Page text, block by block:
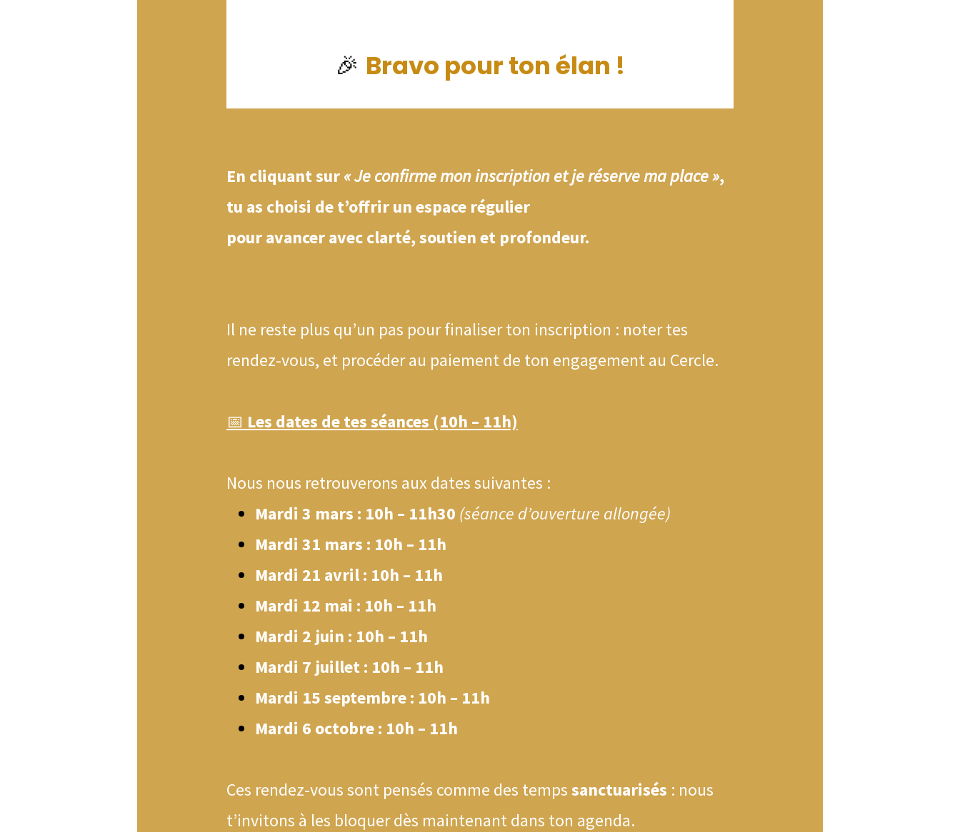
🎉 Bravo pour ton élan !
En cliquant sur« Je confirme mon inscription et je réserve ma place »,
tu as choisi de t’offrir un espace régulier
pour avancer avec clarté, soutien et profondeur.
Il ne reste plus qu’un pas pour finaliser ton inscription : noter tes
rendez-vous, et procéder au paiement de ton engagement au Cercle.
📅 Les dates de tes séances (10h – 11h)
Nous nous retrouverons aux dates suivantes :
Mardi 3 mars : 10h – 11h30 (séance d’ouverture allongée)
Mardi 31 mars : 10h – 11h
Mardi 21 avril : 10h – 11h
Mardi 12 mai : 10h – 11h
Mardi 2 juin : 10h – 11h
Mardi 7 juillet : 10h – 11h
Mardi 15 septembre : 10h – 11h
Mardi 6 octobre : 10h – 11h
Ces rendez-vous sont pensés comme des tempssanctuarisés : nous
t’invitons à les bloquer dès maintenant dans ton agenda.